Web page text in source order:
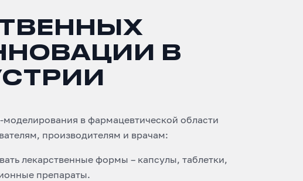
В
моделирования в фармацевтической области
производителям и врачам:
лекарственные формы – капсулы, таблетки,
препараты.